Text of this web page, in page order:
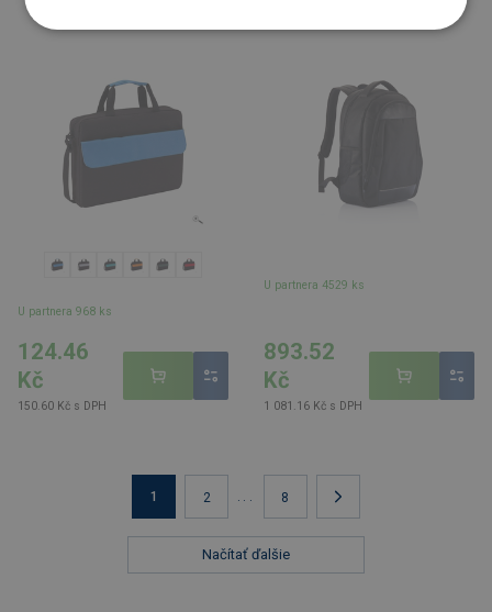
U partnera 968 ks
124.46
Kč
150.60 Kč s DPH
U partnera 4529 ks
893.52
Kč
1 081.16 Kč s DPH
Načítať ďalšie
1 2 ... 8